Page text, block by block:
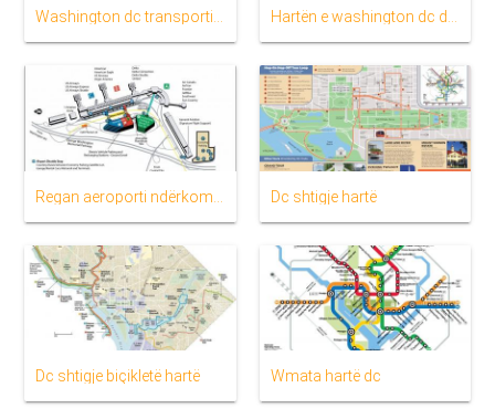
Washington dc transportit publik hartë Hartën e washington dc dhe shtetet që na rrethojnë
Dc shtigje hartë
Dc shtigje biçikletë hartë Wmata hartë dc